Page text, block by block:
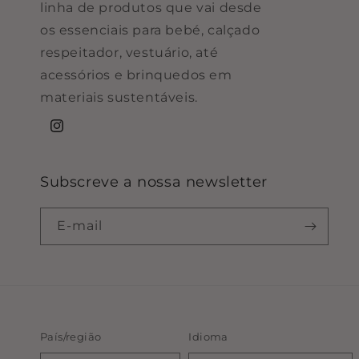
linha de produtos que vai desde
os essenciais para bebé, calçado
respeitador, vestuário, até
acessórios e brinquedos em
materiais sustentáveis.
Instagram
Subscreve a nossa newsletter
E-mail
País/região Idioma